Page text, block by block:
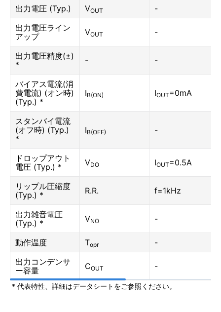
出力電圧 (Typ.) VOUT
-
出力電圧ライン
アップ
VOUT -
出力電圧精度(±)
*
- -
バイアス電流(消
費電流) (オン時)
(Typ.) *
IB(ON) IOUT=0mA
スタンバイ電流
(オフ時) (Typ.)
*
IB(OFF) -
ドロップアウト
電圧 (Typ.) *
VDO IOUT=0.5A
リップル圧縮度
(Typ.) *
R.R. f=1kHz
出力雑音電圧
(Typ.) *
VNO -
動作温度 Topr
-
出力コンデンサ
ー容量
COUT -
* 代表特性、詳細はデータシートをご参照ください。